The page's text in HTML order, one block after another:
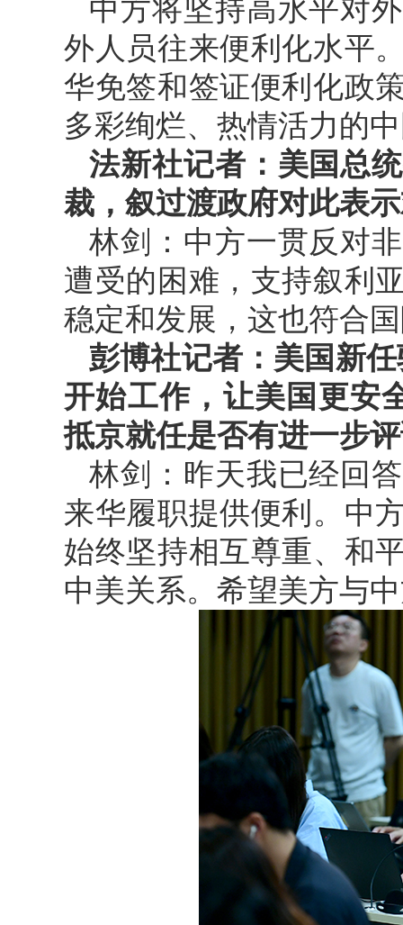
中方将坚持高水平对
外人员往来便利化水平
华免签和签证便利化政
多彩绚烂、热情活力的
法新社记者：美国总
裁，叙过渡政府对此表
林剑：中方一贯反对
遭受的困难，支持叙利
稳定和发展，这也符合
彭博社记者：美国新
开始工作，让美国更安
抵京就任是否有进一步
林剑：昨天我已经回
来华履职提供便利。中
始终坚持相互尊重、和
中美关系。希望美方与